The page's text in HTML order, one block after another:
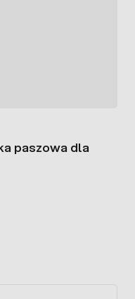
paszowa dla